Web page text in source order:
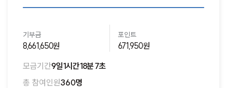
기부금
8,661,650원
포인트
671,950원
모금기간9일 1시간 18분 7초
총 참여인원360명